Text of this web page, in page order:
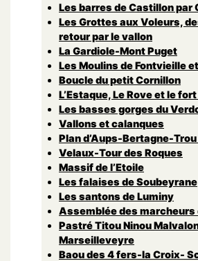
Les barres de Castillon par
Les Grottes aux Voleurs,
retour par le vallon
La Gardiole-Mont Puget
Les Moulins de Fontvieille
Boucle du petit Cornillon
L’Estaque, Le Rove et le
Les basses gorges du
Vallons et calanques
Plan d’Aups-Bertagne-
Velaux-Tour des Roques
Massif de l’Etoile
Les falaises de Soubeyrane
Les santons de Luminy
Assemblée des marcheurs
Pastré Titou Ninou
Marseilleveyre
Baou des 4 fers-la Croix-